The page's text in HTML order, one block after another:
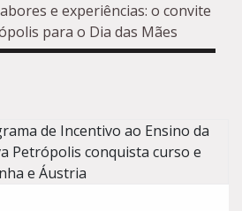
e experiências: o convite
para o Dia das Mães